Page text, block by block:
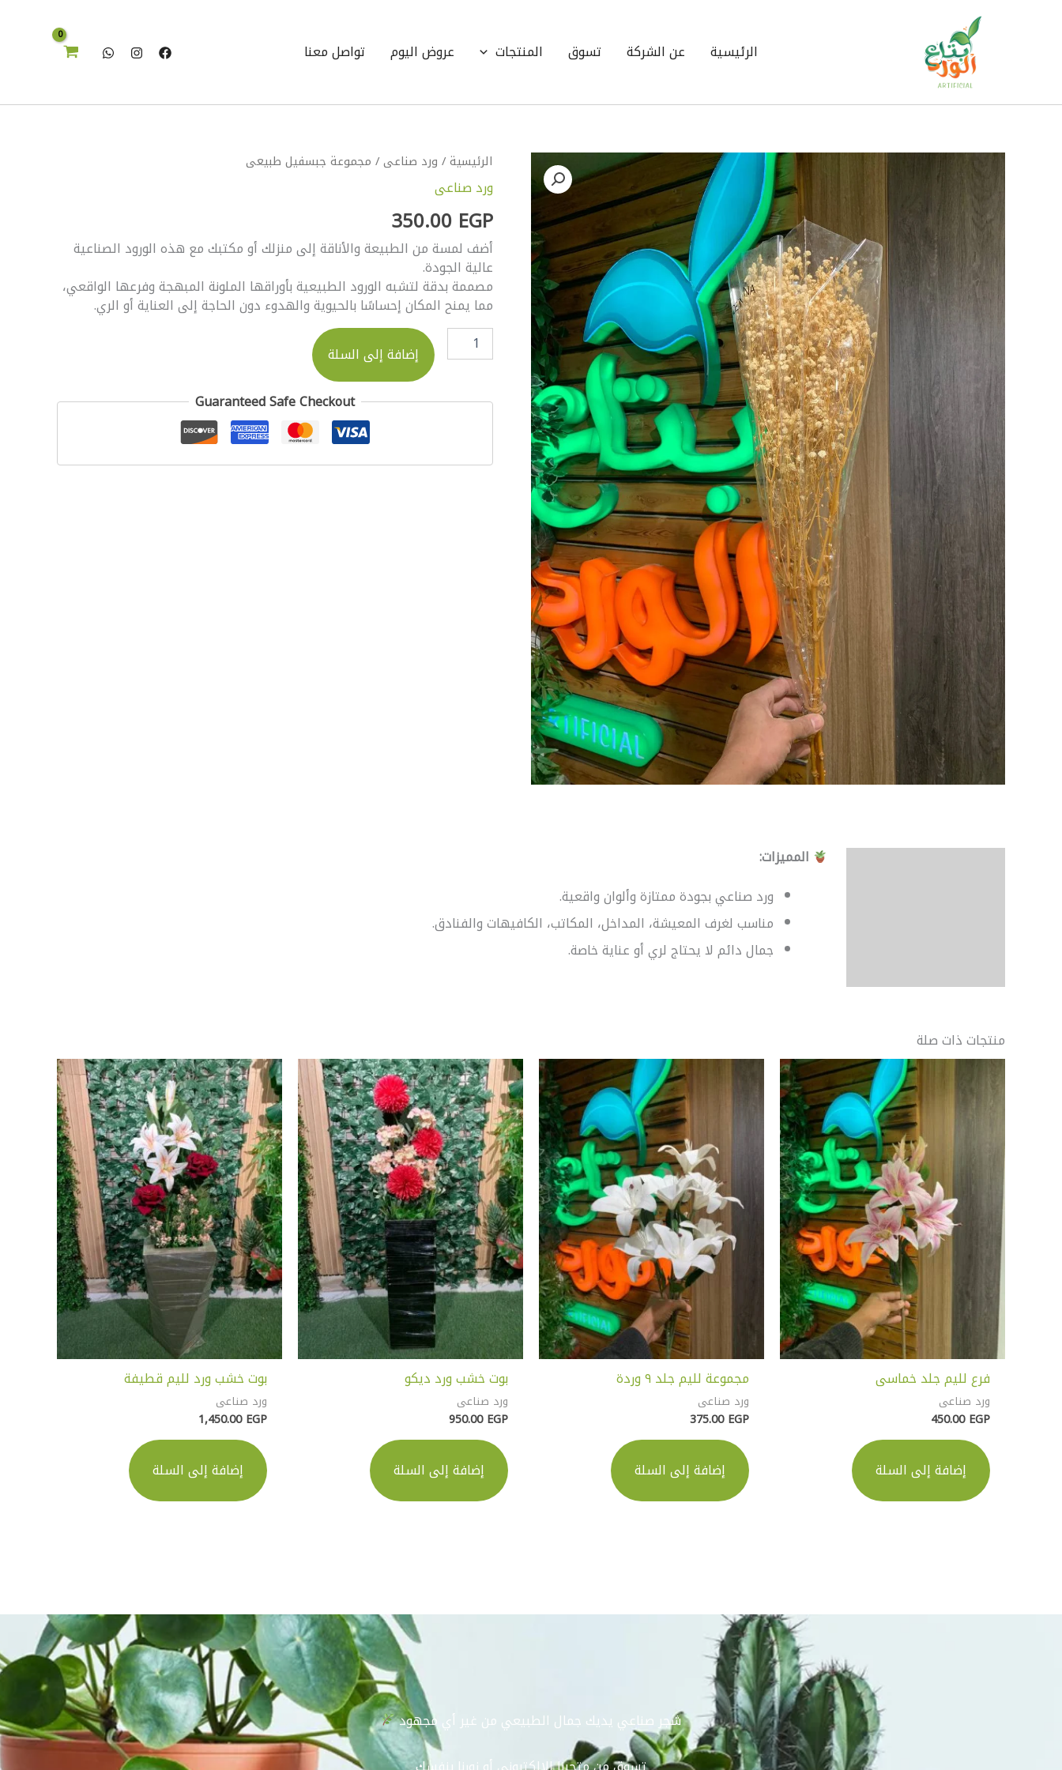
الرئيسية عن الشركة تسوق المنتجات عروض اليوم تواصل معنا
الرئيسية/ ورد صناعى/ مجموعة جبسفيل طبيعى
ورد صناعى
350.00 EGP
أضف لمسة من الطبيعة والأناقة إلى منزلك أو مكتبك مع هذه الورود الصناعية
عالية الجودة.
مصممة بدقة لتشبه الورود الطبيعية بأوراقها الملونة المبهجة وفرعها الواقعي،
مما يمنح المكان إحساسًا بالحيوية والهدوء دون الحاجة إلى العناية أو الري.
كمية
جبسفيل
إضافة إلى السلة
Guaranteed Safe Checkout
المميزات:
ورد صناعي بجودة ممتازة وألوان واقعية.
مناسب لغرف المعيشة، المداخل، المكاتب، الكافيهات والفنادق.
جمال دائم لا يحتاج لري أو عناية خاصة.
منتجات ذات صلة
فرع لليم جلد خماسى
ورد صناعى
450.00EGP
إضافة إلى السلة
مجموعة لليم جلد ٩ وردة
ورد صناعى
375.00EGP
إضافة إلى السلة
بوت خشب ورد ديكو
ورد صناعى
950.00EGP
إضافة إلى السلة
بوت خشب ورد لليم قطيفة
ورد صناعى
1,450.00EGP
إضافة إلى السلة
شجر صناعي يديك جمال الطبيعي من غير أي مجهود